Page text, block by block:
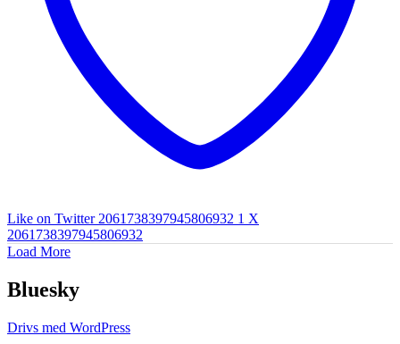
Like on Twitter 2061738397945806932 1 X
2061738397945806932
Load More
Bluesky
Drivs med WordPress